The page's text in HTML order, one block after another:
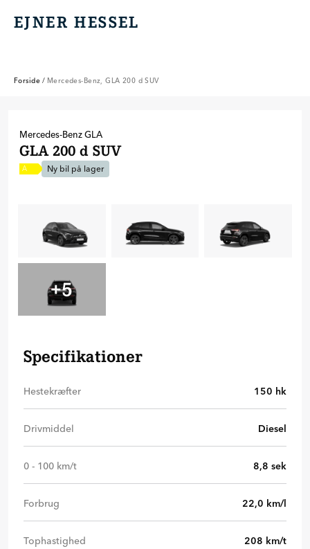
EJNER HESSEL
EJNER HESSEL
Forside / Mercedes-Benz, GLA 200 d SUV
Mercedes-BenzGLA
GLA 200 d SUV
A Ny bil på lager
+5
Specifikationer
Hestekræfter 150 hk
Drivmiddel Diesel
0 - 100 km/t 8,8 sek
Forbrug 22,0 km/l
Tophastighed 208 km/t